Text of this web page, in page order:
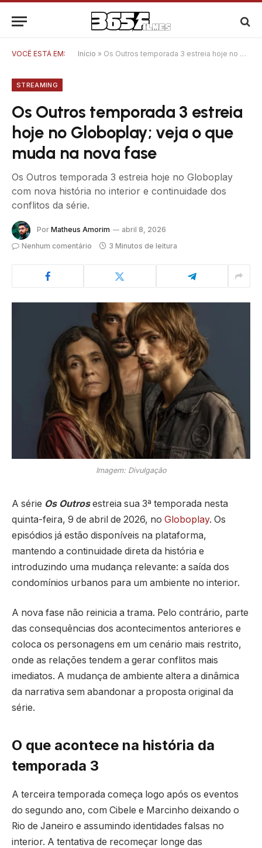
VOCÊ ESTÁ EM: Início » Os Outros temporada 3 estreia hoje no Globoplay; veja o que muda na nova fase
STREAMING
Os Outros temporada 3 estreia
hoje no Globoplay; veja o que
muda na nova fase
Os Outros temporada 3 estreia hoje no Globoplay
com nova história no interior e continuidade dos
conflitos da série.
Por Matheus Amorim
abril 8, 2026
Nenhum comentário
3 Minutos de leitura
Imagem: Divulgação
A série Os Outrosestreia sua 3ª temporada nesta
quinta-feira, 9 de abril de 2026, no Globoplay. Os
episódios já estão disponíveis na plataforma,
mantendo a continuidade direta da história e
introduzindo uma mudança relevante: a saída dos
condomínios urbanos para um ambiente no interior.
A nova fase não reinicia a trama. Pelo contrário, parte
das consequências dos acontecimentos anteriores e
coloca os personagens em um cenário mais restrito,
onde as relações tendem a gerar conflitos mais
imediatos. A mudança de ambiente altera a dinâmica
da narrativa sem abandonar a proposta original da
série.
O que acontece na história da
temporada 3
A terceira temporada começa logo após os eventos
do segundo ano, com Cibele e Marcinho deixando o
Rio de Janeiro e assumindo identidades falsas no
interior. A tentativa de recomeçar longe das